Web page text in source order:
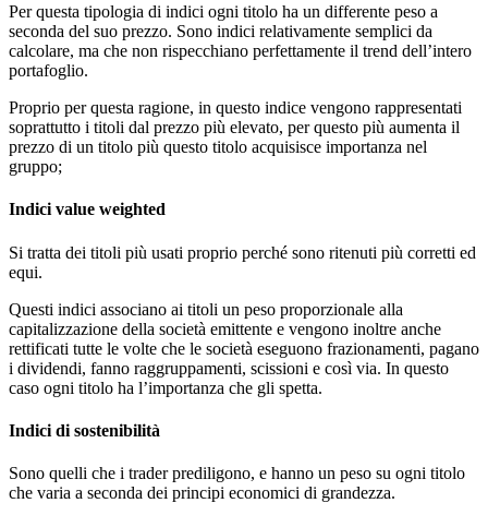
Per questa tipologia di indici ogni titolo ha un differente peso a
seconda del suo prezzo. Sono indici relativamente semplici da
calcolare, ma che non rispecchiano perfettamente il trend dell’intero
portafoglio.
Proprio per questa ragione, in questo indice vengono rappresentati
soprattutto i titoli dal prezzo più elevato, per questo più aumenta il
prezzo di un titolo più questo titolo acquisisce importanza nel
gruppo;
Indici value weighted
Si tratta dei titoli più usati proprio perché sono ritenuti più corretti ed
equi.
Questi indici associano ai titoli un peso proporzionale alla
capitalizzazione della società emittente e vengono inoltre anche
rettificati tutte le volte che le società eseguono frazionamenti, pagano
i dividendi, fanno raggruppamenti, scissioni e così via. In questo
caso ogni titolo ha l’importanza che gli spetta.
Indici di sostenibilità
Sono quelli che i trader prediligono, e hanno un peso su ogni titolo
che varia a seconda dei principi economici di grandezza.